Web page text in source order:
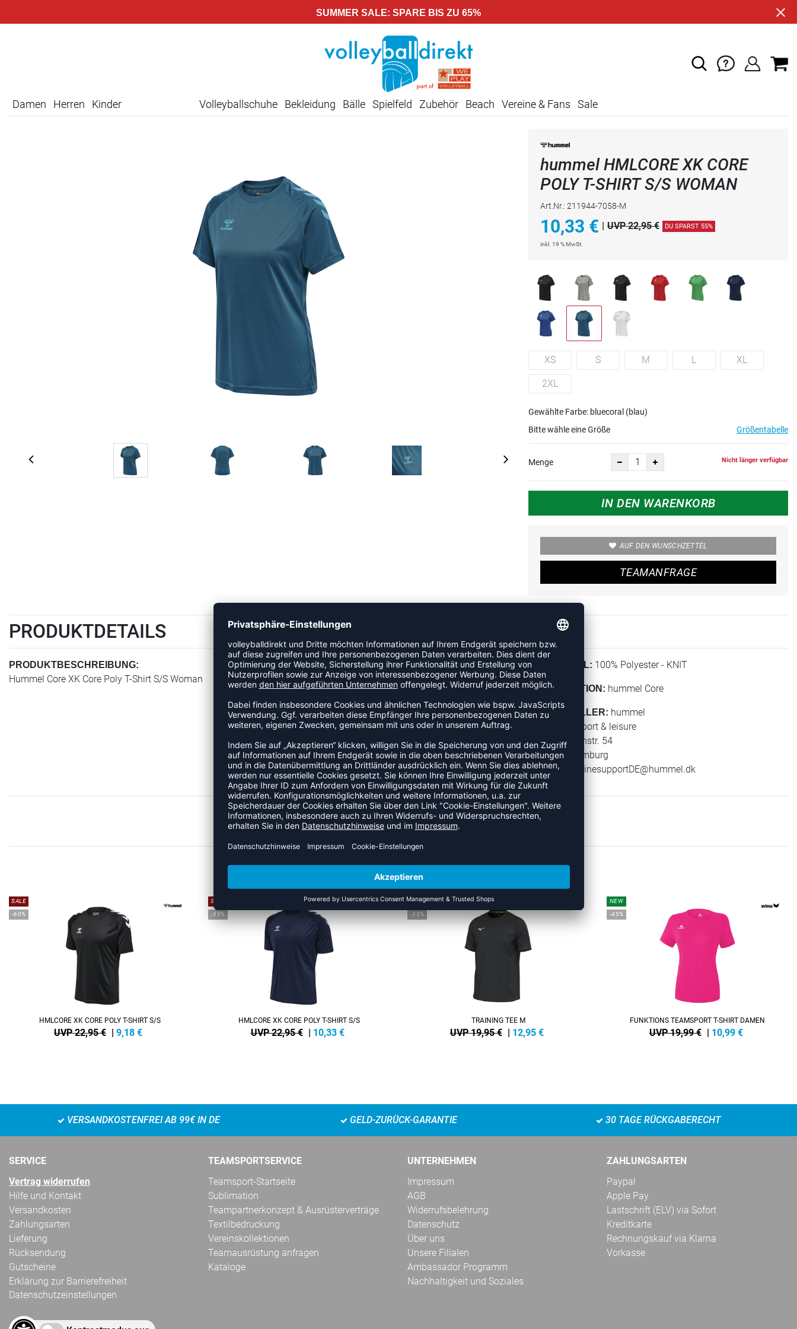
SUMMER SALE: SPARE BIS ZU 65%
Damen Herren Kinder Volleyballschuhe Bekleidung Bälle Spielfeld Zubehör Beach Vereine & Fans Sale
hummel HMLCORE XK CORE
POLY T-SHIRT S/S WOMAN
Art.Nr.: 211944-7058-M
10,33 € UVP 22,95 € DU SPARST 55%
inkl. 19 % MwSt.
XS S M L XL
2XL
Gewählte Farbe: bluecoral (blau)
Bitte wähle eine Größe
Größentabelle
Menge Nicht länger verfügbar
IN DEN WARENKORB
AUF DEN WUNSCHZETTEL
TEAMANFRAGE
PRODUKTDETAILS
PRODUKTBESCHREIBUNG:
Hummel Core XK Core Poly T-Shirt S/S Woman
MATERIAL: 100% Polyester - KNIT
KOLLEKTION: hummel Core
HERSTELLER: hummel
hummel sport & leisure
Leverkusenstr. 54
22761 Hamburg
E-Mail:
onlinesupportDE@hummel.dk
ZULETZT ANGESEHEN
MEHR AUS DER KATEGORIE T-SHIRTS
SALE
-60%
HMLCORE XK CORE POLY T-SHIRT S/S
UVP 22,95 € | 9,18 €
SALE
-55%
HMLCORE XK CORE POLY T-SHIRT S/S
UVP 22,95 € | 10,33 €
SALE
-35%
TRAINING TEE M
UVP 19,95 € | 12,95 €
NEW
-45%
FUNKTIONS TEAMSPORT T-SHIRT DAMEN
UVP 19,99 € | 10,99 €
VERSANDKOSTENFREI AB 99€ IN DE GELD-ZURÜCK-GARANTIE 30 TAGE RÜCKGABERECHT
SERVICE
Vertrag widerrufen
Hilfe und Kontakt
Versandkosten
Zahlungsarten
Lieferung
Rücksendung
Gutscheine
Erklärung zur Barrierefreiheit
Datenschutzeinstellungen
TEAMSPORTSERVICE
Teamsport-Startseite
Sublimation
Teampartnerkonzept & Ausrüsterverträge
Textilbedruckung
Vereinskollektionen
Teamausrüstung anfragen
Kataloge
UNTERNEHMEN
Impressum
AGB
Widerrufsbelehrung
Datenschutz
Über uns
Unsere Filialen
Ambassador Programm
Nachhaltigkeit und Soziales
ZAHLUNGSARTEN
Paypal
Apple Pay
Lastschrift (ELV) via Sofort
Kreditkarte
Rechnungskauf via Klarna
Vorkasse